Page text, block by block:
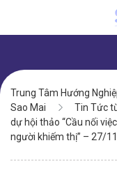
nội
Điều
hướng
Trung Tâm Hướng
Sao Mai
Tin Tức
dự hội thảo “Cầu nối
người khiếm thị” – 27/